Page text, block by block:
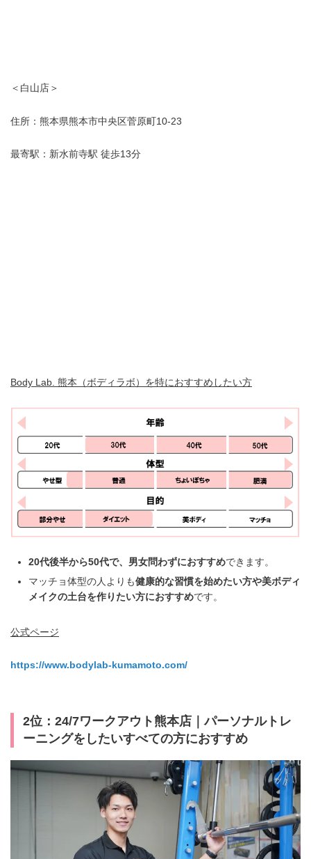
＜白山店＞
住所：熊本県熊本市中央区菅原町10-23
最寄駅：新水前寺駅 徒歩13分
Body Lab. 熊本（ボディラボ）を特におすすめしたい方
20代後半から50代で、男女問わずにおすすめできます。
マッチョ体型の人よりも健康的な習慣を始めたい方や美ボディ
メイクの土台を作りたい方におすすめです。
公式ページ
https://www.bodylab-kumamoto.com/
2位：24/7ワークアウト熊本店｜パーソナルトレ
ーニングをしたいすべての方におすすめ